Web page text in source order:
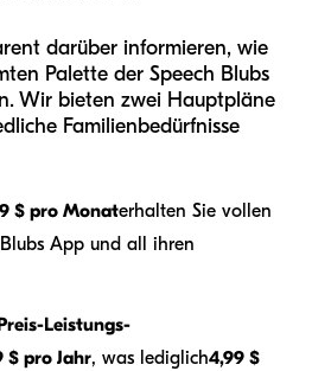
darüber informieren, wie
Palette der Speech Blubs
Wir bieten zwei Hauptpläne
Familienbedürfnisse
$ pro Monaterhalten Sie vollen
App und all ihren
Leistungs-
$ pro Jahr, was lediglich4,99 $